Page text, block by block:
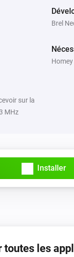
Brel
sur la
MHz
Installer
toutes les